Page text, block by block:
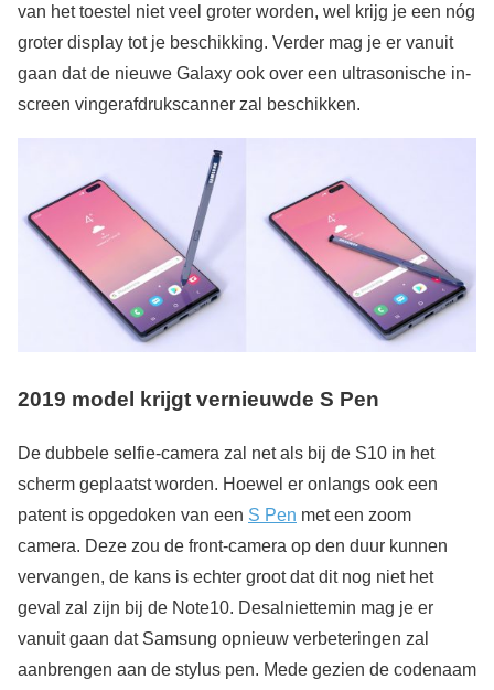
van het toestel niet veel groter worden, wel krijg je een nóg
groter display tot je beschikking. Verder mag je er vanuit
gaan dat de nieuwe Galaxy ook over een ultrasonische in-
screen vingerafdrukscanner zal beschikken.
2019 model krijgt vernieuwde S Pen
De dubbele selfie-camera zal net als bij de S10 in het
scherm geplaatst worden. Hoewel er onlangs ook een
patent is opgedoken van een S Pen met een zoom
camera. Deze zou de front-camera op den duur kunnen
vervangen, de kans is echter groot dat dit nog niet het
geval zal zijn bij de Note10. Desalniettemin mag je er
vanuit gaan dat Samsung opnieuw verbeteringen zal
aanbrengen aan de stylus pen. Mede gezien de codenaam